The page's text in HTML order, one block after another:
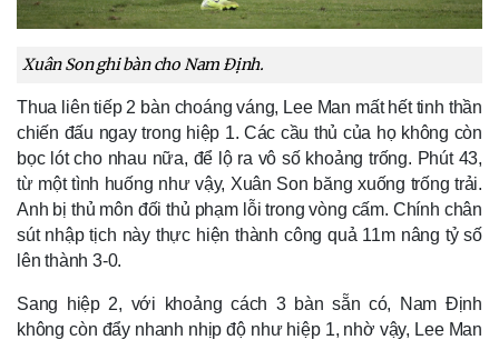
Xuân Son ghi bàn cho Nam Định.
Thua liên tiếp 2 bàn choáng váng, Lee Man mất hết tinh thần
chiến đấu ngay trong hiệp 1. Các cầu thủ của họ không còn
bọc lót cho nhau nữa, để lộ ra vô số khoảng trống. Phút 43,
từ một tình huống như vậy, Xuân Son băng xuống trống trải.
Anh bị thủ môn đối thủ phạm lỗi trong vòng cấm. Chính chân
sút nhập tịch này thực hiện thành công quả 11m nâng tỷ số
lên thành 3-0.
Sang hiệp 2, với khoảng cách 3 bàn sẵn có, Nam Định
không còn đẩy nhanh nhịp độ như hiệp 1, nhờ vậy, Lee Man